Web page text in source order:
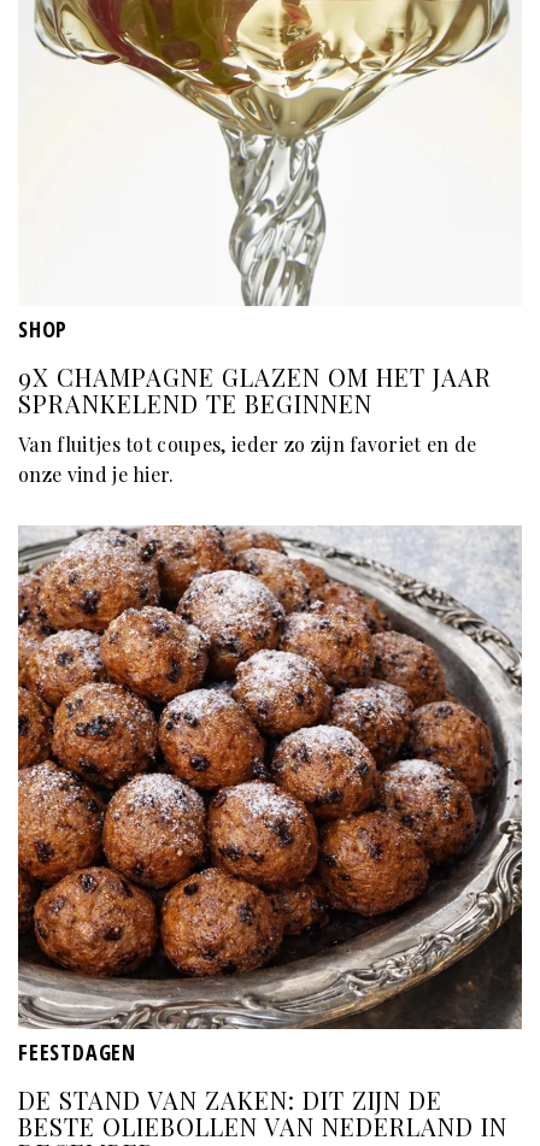
SHOP
9X CHAMPAGNE GLAZEN OM HET JAAR
SPRANKELEND TE BEGINNEN
Van fluitjes tot coupes, ieder zo zijn favoriet en de
onze vind je hier.
FEESTDAGEN
DE STAND VAN ZAKEN: DIT ZIJN DE
BESTE OLIEBOLLEN VAN NEDERLAND IN